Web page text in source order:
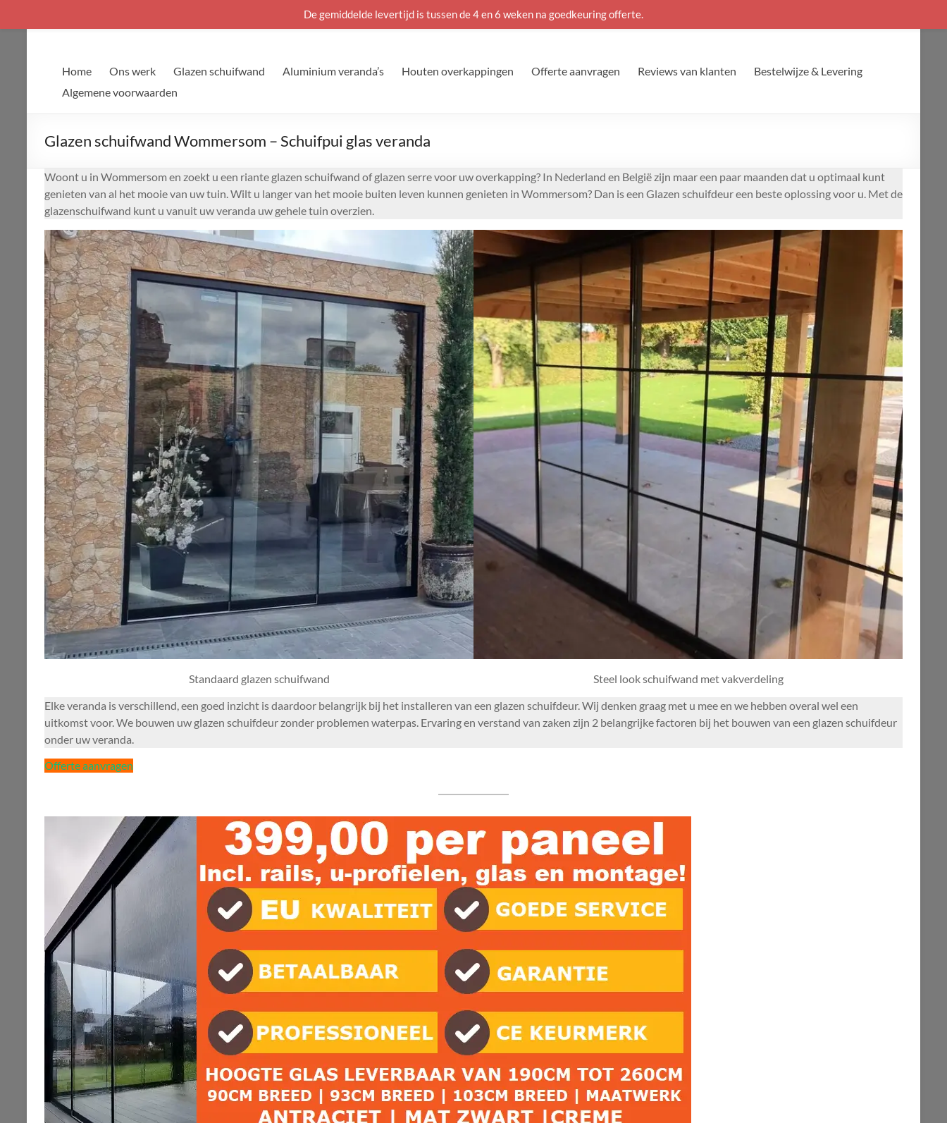
Home Ons werk Glazen schuifwand Aluminium veranda’s Houten overkappingen Offerte aanvragen Reviews van klanten
Bestelwijze & Levering
Algemene voorwaarden
Glazen schuifwand Wommersom – Schuifpui glas veranda
Woont u in Wommersom en zoekt u een riante glazen schuifwand of glazen serre voor uw overkapping? In Nederland en België zijn maar een paar maanden dat u optimaal kunt
genieten van al het mooie van uw tuin. Wilt u langer van het mooie buiten leven kunnen genieten in Wommersom? Dan is een Glazen schuifdeur een beste oplossing voor u. Met de
glazenschuifwand kunt u vanuit uw veranda uw gehele tuin overzien.
Standaard glazen schuifwand
Steel look schuifwand met vakverdeling
Elke veranda is verschillend, een goed inzicht is daardoor belangrijk bij het installeren van een glazen schuifdeur. Wij denken graag met u mee en we hebben overal wel een
uitkomst voor. We bouwen uw glazen schuifdeur zonder problemen waterpas. Ervaring en verstand van zaken zijn 2 belangrijke factoren bij het bouwen van een glazen schuifdeur
onder uw veranda.
Offerte aanvragen
De gemiddelde levertijd is tussen de 4 en 6 weken na goedkeuring offerte.